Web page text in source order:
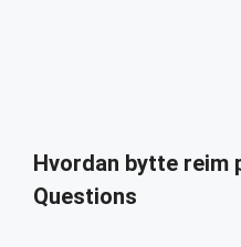
Hvordan bytte reim
Questions